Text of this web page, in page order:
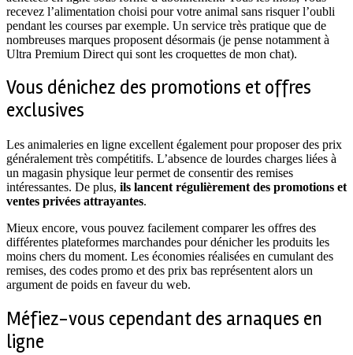
recevez l’alimentation choisi pour votre animal sans risquer l’oubli
pendant les courses par exemple. Un service très pratique que de
nombreuses marques proposent désormais (je pense notamment à
Ultra Premium Direct qui sont les croquettes de mon chat).
Vous dénichez des promotions et offres
exclusives
Les animaleries en ligne excellent également pour proposer des prix
généralement très compétitifs. L’absence de lourdes charges liées à
un magasin physique leur permet de consentir des remises
intéressantes. De plus, ils lancent régulièrement des promotions et
ventes privées attrayantes.
Mieux encore, vous pouvez facilement comparer les offres des
différentes plateformes marchandes pour dénicher les produits les
moins chers du moment. Les économies réalisées en cumulant des
remises, des codes promo et des prix bas représentent alors un
argument de poids en faveur du web.
Méfiez-vous cependant des arnaques en
ligne